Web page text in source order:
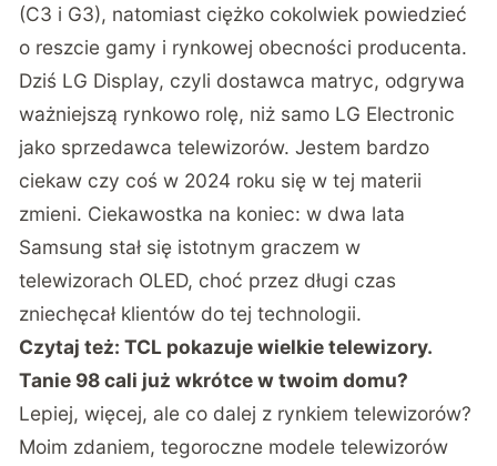
(C3 i G3), natomiast ciężko cokolwiek powiedzieć
o reszcie gamy i rynkowej obecności producenta.
Dziś LG Display, czyli dostawca matryc, odgrywa
ważniejszą rynkowo rolę, niż samo LG Electronic
jako sprzedawca telewizorów. Jestem bardzo
ciekaw czy coś w 2024 roku się w tej materii
zmieni. Ciekawostka na koniec: w dwa lata
Samsung stał się istotnym graczem w
telewizorach OLED, choć przez długi czas
zniechęcał klientów do tej technologii.
Czytaj też:TCL pokazuje wielkie telewizory.
Tanie 98 cali już wkrótce w twoim domu?
Lepiej, więcej, ale co dalej z rynkiem telewizorów?
Moim zdaniem, tegoroczne modele telewizorów